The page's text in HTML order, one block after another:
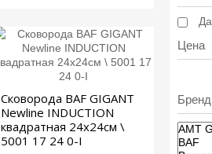
Сковорода BAF GIGANT
Newline INDUCTION
квадратная 24x24см \
5001 17 24 0-I
Да
Цена
Бренд